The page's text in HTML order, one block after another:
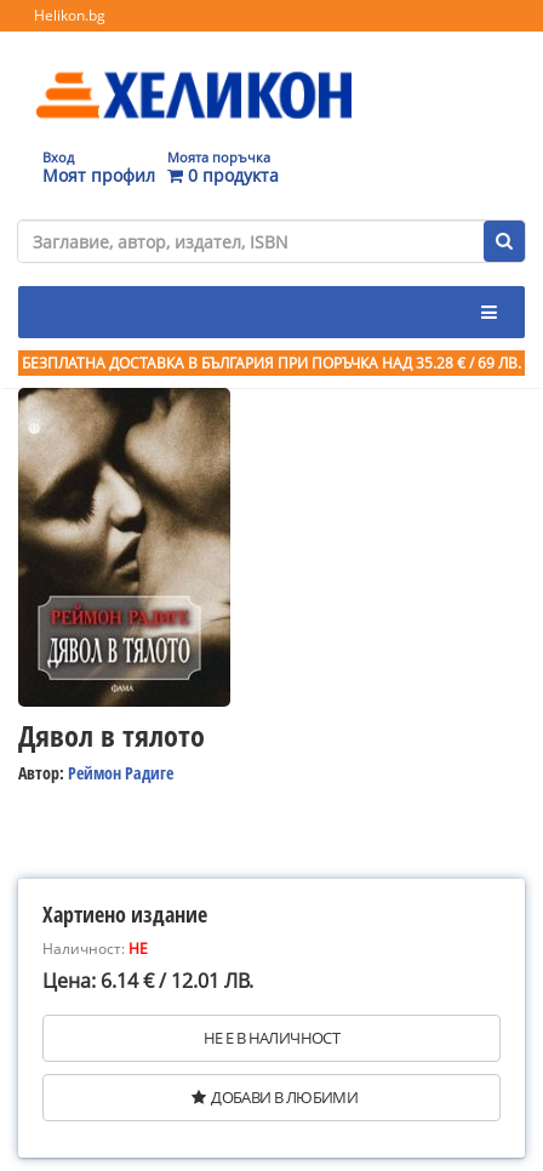
Helikon.bg
Вход
Моят профил
Моята поръчка
0 продукта
БЕЗПЛАТНА ДОСТАВКА В БЪЛГАРИЯ ПРИ ПОРЪЧКА НАД 35.28 € / 69 ЛВ.
Дявол в тялото
Автор: Реймон Радиге
Хартиено издание
Наличност: НЕ
Цена: 6.14 € / 12.01 ЛВ.
НЕ Е В НАЛИЧНОСТ
ДОБАВИ В ЛЮБИМИ